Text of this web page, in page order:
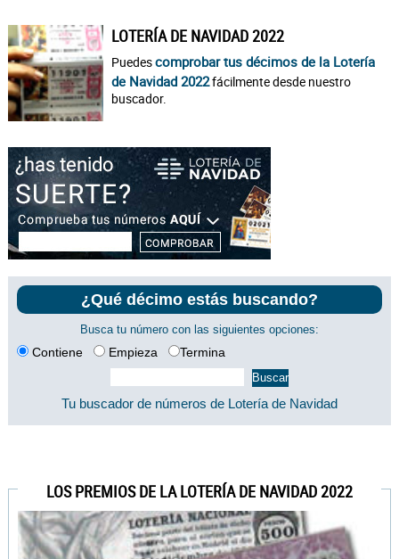
LOTERÍA DE NAVIDAD 2022
Puedescomprobar tus décimos de la Lotería
de Navidad 2022fácilmente desde nuestro
buscador.
¿Qué décimo estás buscando?
Busca tu número con las siguientes opciones:
Contiene Empieza Termina
Tu buscador de números de Lotería de Navidad
LOS PREMIOS DE LA LOTERÍA DE NAVIDAD 2022